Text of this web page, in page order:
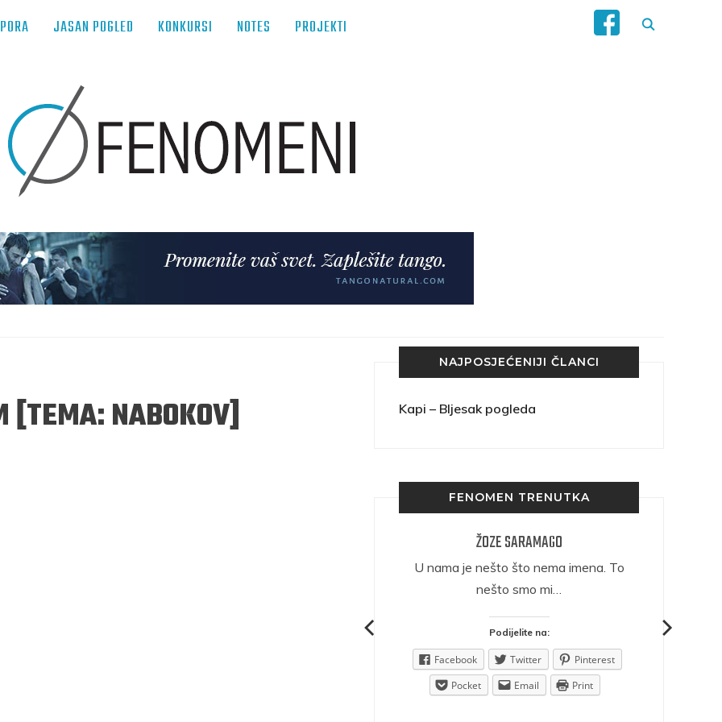
JASAN POGLED KONKURSI NOTES PROJEKTI
[TEMA: NABOKOV]
NAJPOSJEĆENIJI ČLANCI
Kapi – Bljesak pogleda
FENOMEN TRENUTKA
ŽOZE SARAMAGO
U nama je nešto što nema imena. To
nešto smo mi…
Podijelite na:
Facebook Twitter
Pinterest
Pocket
Email Print